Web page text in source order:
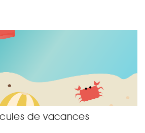
de vacances